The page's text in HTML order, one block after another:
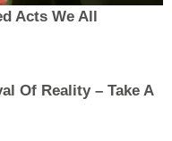
Acts We All
Of Reality – Take A